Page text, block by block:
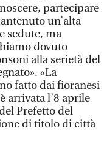
partecipare
un’alta
sedute, ma
dovuto
alla serietà del
«La
fatto dai fioranesi
arrivata l’8 aprile
Prefetto del
di titolo di città